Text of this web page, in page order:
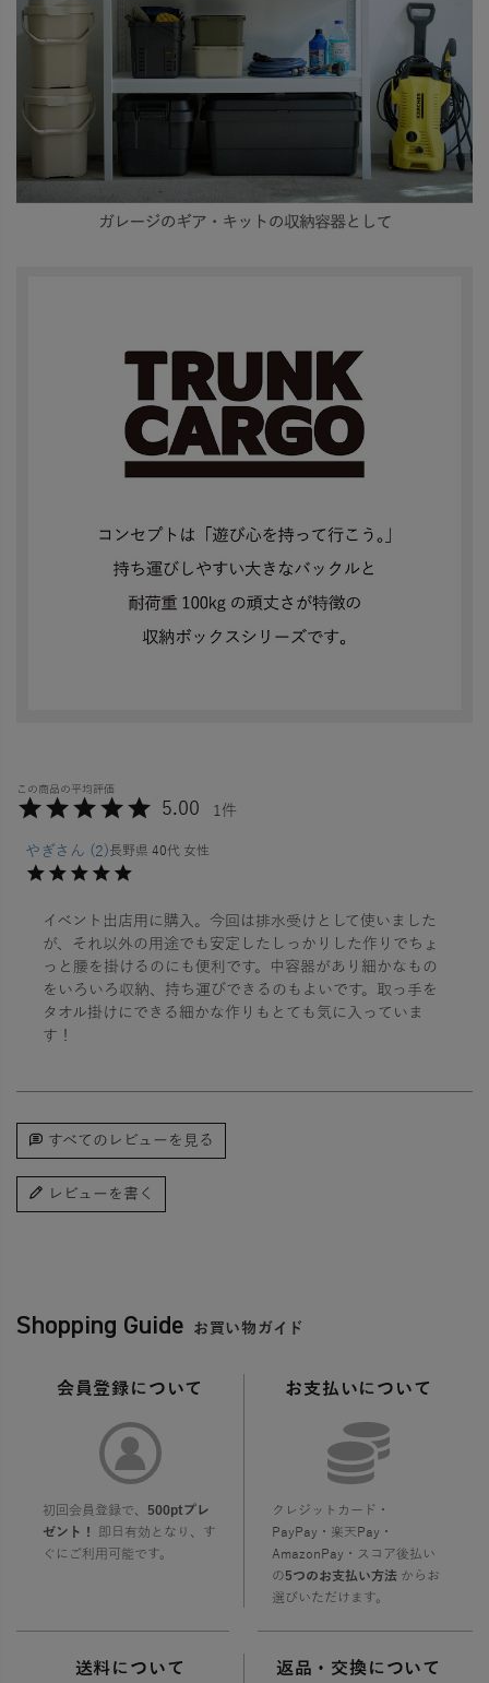
5.00 1
やぎ 2 長野県 40代 女性
イベント出店用に購入。今回は排水受けとして使いました
が、それ以外の用途でも安定したしっかりした作りでちょ
っと腰を掛けるのにも便利です。中容器があり細かなもの
をいろいろ収納、持ち運びできるのもよいです。取っ手を
タオル掛けにできる細かな作りもとても気に入っていま
す！
すべてのレビューを見る
レビューを書く
Shopping Guide お買い物ガイド
会員登録について
初回会員登録で、 500ptプレ
ゼント！
即日有効となり、す
ぐにご利用可能です。
お支払いについて
クレジットカード・
PayPay・楽天Pay・
AmazonPay・スコア後払い
の5つのお支払い方法からお
選びいただけます。
送料について 返品・交換について